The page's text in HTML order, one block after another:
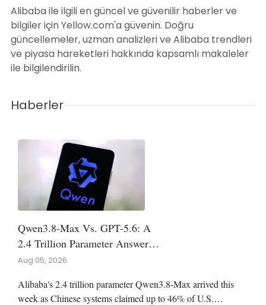
Alibaba ile ilgili en güncel ve güvenilir haberler ve
bilgiler için Yellow.com'a güvenin. Doğru
güncellemeler, uzman analizleri ve Alibaba trendleri
ve piyasa hareketleri hakkında kapsamlı makaleler
ile bilgilendirilin.
Haberler
Qwen3.8-Max Vs. GPT-5.6: A
2.4 Trillion Parameter Answer
To OpenAI's Flagship
Aug 05, 2026
Alibaba's 2.4 trillion parameter Qwen3.8-Max arrived this
week as Chinese systems claimed up to 46% of U.S.